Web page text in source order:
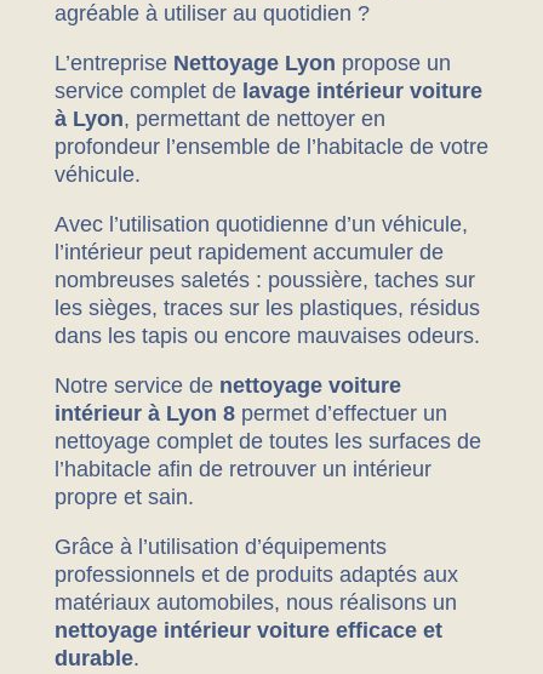
agréable à utiliser au quotidien ?
L’entreprise Nettoyage Lyon propose un
service complet de lavage intérieur voiture
à Lyon, permettant de nettoyer en
profondeur l’ensemble de l’habitacle de votre
véhicule.
Avec l’utilisation quotidienne d’un véhicule,
l’intérieur peut rapidement accumuler de
nombreuses saletés : poussière, taches sur
les sièges, traces sur les plastiques, résidus
dans les tapis ou encore mauvaises odeurs.
Notre service de nettoyage voiture
intérieur à Lyon 8permet d’effectuer un
nettoyage complet de toutes les surfaces de
l’habitacle afin de retrouver un intérieur
propre et sain.
Grâce à l’utilisation d’équipements
professionnels et de produits adaptés aux
matériaux automobiles, nous réalisons un
nettoyage intérieur voiture efficace et
durable.